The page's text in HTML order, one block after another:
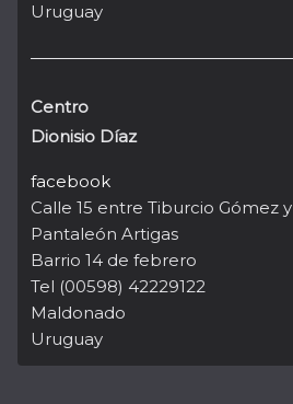
Uruguay
Centro
Dionisio Díaz
facebook
Calle 15 entre Tiburcio Gómez y
Pantaleón Artigas
Barrio 14 de febrero
Tel (00598) 42229122
Maldonado
Uruguay